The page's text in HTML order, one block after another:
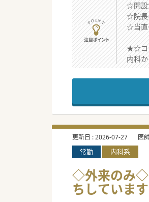
☆開設
☆院長
☆当直
★☆コ
内科
地域
アプ
近年
更新日 :2026-07-27 医
常勤 内科系
◇外来のみ◇
ちしていま